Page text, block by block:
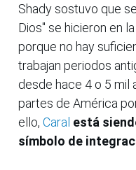
Shady sostuvo que
Dios" se hicieron en
porque no hay
trabajan periodos
desde hace 4 o 5 mil
partes de América
ello, Caral está
símbolo de